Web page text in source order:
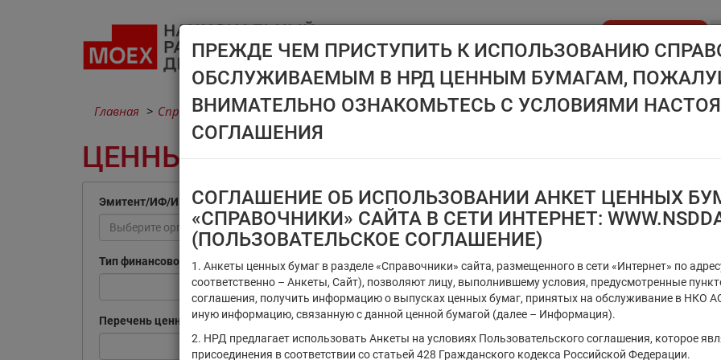
API NSD ДИСК НРД ЦЕНОВОЙ ЦЕНТР
Главная Справочники Ценные бумаги
ЦЕННЫЕ БУМАГИ
ПРЕЖДЕ ЧЕМ ПРИСТУПИТЬ К ИСПОЛЬЗОВАНИЮ
ОБСЛУЖИВАЕМЫМ В НРД ЦЕННЫМ БУМАГАМ,
ВНИМАТЕЛЬНО ОЗНАКОМЬТЕСЬ С УСЛОВИЯМИ
СОГЛАШЕНИЯ
СОГЛАШЕНИЕ ОБ ИСПОЛЬЗОВАНИИ АНКЕТ ЦЕННЫХ
«СПРАВОЧНИКИ» САЙТА В СЕТИ ИНТЕРНЕТ:
(ПОЛЬЗОВАТЕЛЬСКОЕ СОГЛАШЕНИЕ)
1. Анкеты ценных бумаг в разделе «Справочники» сайта, размещенного в сети «Интернет» по
соответственно – Анкеты, Сайт), позволяют лицу, выполнившему условия, предусмотренные
соглашения, получить информацию о выпусках ценных бумаг, принятых на обслуживание в НКО
иную информацию, связанную с данной ценной бумагой (далее – Информация).
2. НРД предлагает использовать Анкеты на условиях Пользовательского соглашения, которое
присоединения в соответствии со статьей 428 Гражданского кодекса Российской Федерации.
Эмитент/ИФ/ИП
Выберите организацию
Тип финансового инструмента
Перечень ценных бумаг, по которым
Ценные бумаги,
Регистрационный номер/код
Тип идентификатора ц.б.
×
Регистрационный номер